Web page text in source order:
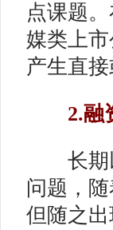
点课题
媒类上
产生直接
2.融资
长期以
问题，
但随之